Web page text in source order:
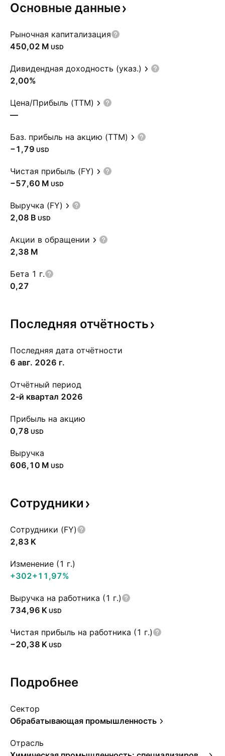
Основные данные
Рыночная капитализация
‪450,02 M‬ USD
Дивидендная доходность (указ.)
2,00%
Цена/Прибыль (TTM)
—
Баз. прибыль на акцию (TTM)
−1,79 USD
Чистая прибыль (FY)
‪−57,60 M‬ USD
Выручка (FY)
‪2,08 B‬ USD
Акции в обращении
‪2,38 M‬
Бета 1 г.
0,27
Последняя отчётность
Последняя дата отчётности
6 авг. 2026 г.
Отчётный период
2-й квартал 2026
Прибыль на акцию
0,78 USD
Выручка
‪606,10 M‬ USD
Сотрудники
Сотрудники (FY)
‪2,83 K‬
Изменение (1 г.)
+302+11,97%
Выручка на работника (1 г.)
‪734,96 K‬ USD
Чистая прибыль на работника (1 г.)
‪−20,38 K‬ USD
Подробнее
Сектор
Обрабатывающая промышленность
Отрасль